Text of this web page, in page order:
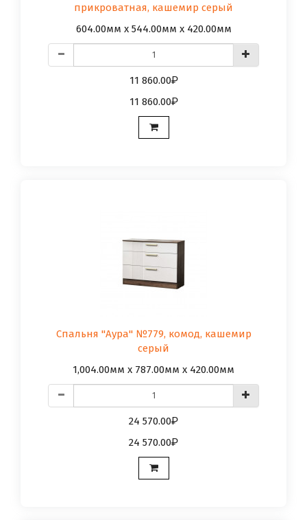
прикроватная, кашемир серый
604.00мм x 544.00мм x 420.00мм
11 860.00
11 860.00
Спальня "Аура" №779, комод, кашемир
серый
1,004.00мм x 787.00мм x 420.00мм
24 570.00
24 570.00